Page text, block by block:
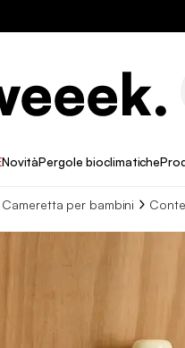
NovitàPergole bioclimatiche
Cameretta per bambini